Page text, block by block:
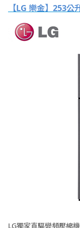
【LG 樂金】253
LG獨家直驅變頻壓縮